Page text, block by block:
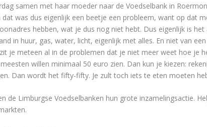
samen met haar moeder naar de Voedselbank in
dat was dus eigenlijk een beetje een probleem, want op dat
hebben, wat je dus nog niet hebt. Dus eigenlijk is
in huur, gas, water, licht, eigenlijk met alles. En niet van
je meteen al in de problemen dat je niet meer weet hoe je
willen minimaal 50 euro zien. Dan kun je kiezen:
Dan wordt het fifty-fifty. Je zult toch iets te eten moeten
de Limburgse Voedselbanken hun grote inzamelingsactie.